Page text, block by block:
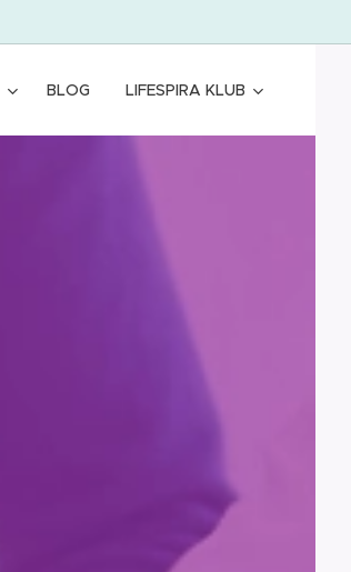
BLOG LIFESPIRA KLUB